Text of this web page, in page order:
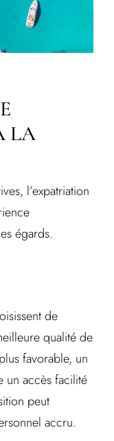
LA
l’expatriation
égards.
de
qualité de
favorable, un
un accès facilité
peut
accru.